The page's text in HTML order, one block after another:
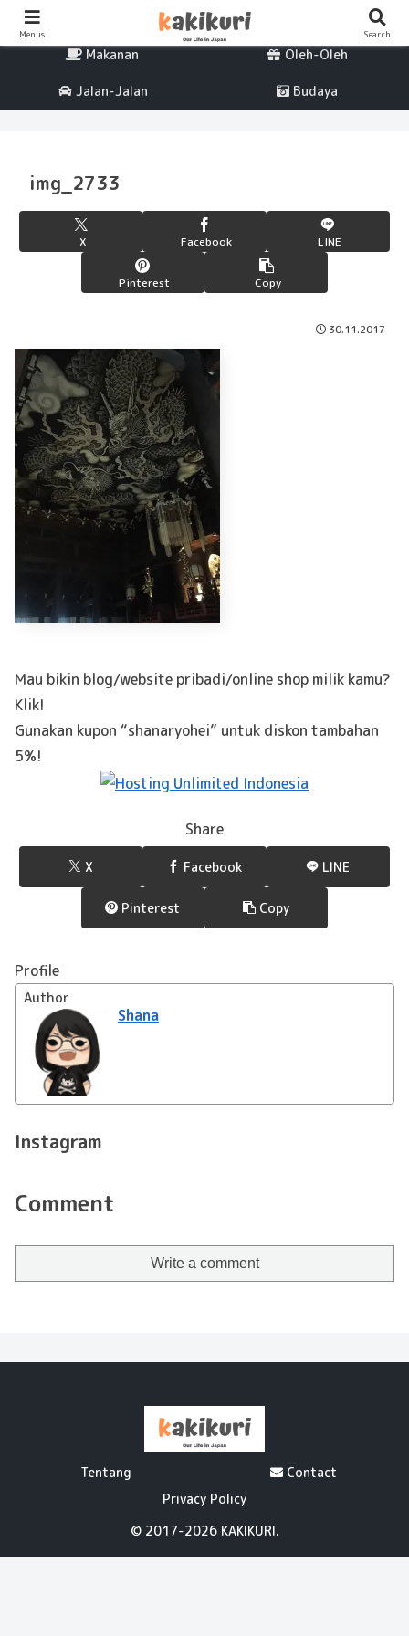
Makanan Oleh-Oleh
Jalan-Jalan Budaya
img_2733
X Facebook LINE
Pinterest Copy
30.11.2017
Mau bikin blog/website pribadi/online shop milik kamu?
Klik!
Gunakan kupon “shanaryohei” untuk diskon tambahan
5%!
Share
X Facebook LINE
Pinterest Copy
Profile
Author
Shana
Instagram
Comment
Write a comment
Tentang
Contact
Privacy Policy
© 2017-2026 KAKIKURI.
Menus Search